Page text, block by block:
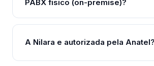
PABX fisico (on-premise)?
A Nilara e autorizada pela Anatel?